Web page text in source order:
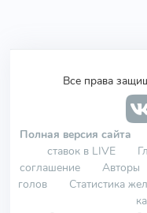
Все права
Полная версия сайта
ставок в LIVE
соглашение
Авторы
голов
Статистика